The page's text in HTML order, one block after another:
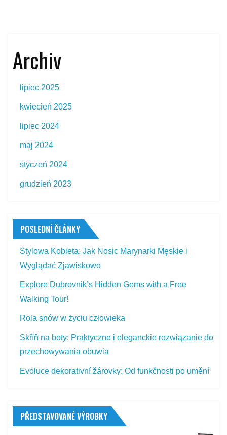
Archiv
lipiec 2025
kwiecień 2025
lipiec 2024
maj 2024
styczeń 2024
grudzień 2023
POSLEDNÍ ČLÁNKY
Stylowa Kobieta: Jak Nosic Marynarki Męskie i
Wyglądać Zjawiskowo
Explore Dubrovnik’s Hidden Gems with a Free
Walking Tour!
Rola snów w życiu człowieka
Skříň na boty: Praktyczne i eleganckie rozwiązanie do
przechowywania obuwia
Evoluce dekorativní žárovky: Od funkčnosti po umění
PŘEDSTAVOVANÉ VÝROBKY